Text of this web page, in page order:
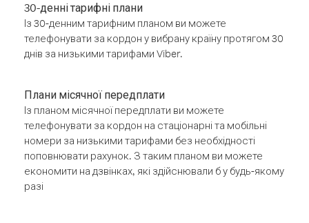
30-денні тарифні плани
Із 30-денним тарифним планом ви можете
телефонувати за кордон у вибрану країну протягом 30
днів за низькими тарифами Viber.
Плани місячної передплати
Із планом місячної передплати ви можете
телефонувати за кордон на стаціонарні та мобільні
номери за низькими тарифами без необхідності
поповнювати рахунок. З таким планом ви можете
економити на дзвінках, які здійснювали б у будь-якому
разі